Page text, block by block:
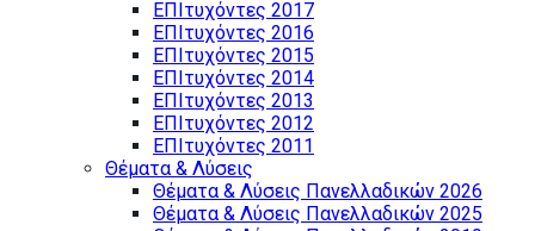
ΕΠΙτυχόντες 2017
ΕΠΙτυχόντες 2016
ΕΠΙτυχόντες 2015
ΕΠΙτυχόντες 2014
ΕΠΙτυχόντες 2013
ΕΠΙτυχόντες 2012
ΕΠΙτυχόντες 2011
Θέματα & Λύσεις
Θέματα & Λύσεις Πανελλαδικών 2026
Θέματα & Λύσεις Πανελλαδικών 2025